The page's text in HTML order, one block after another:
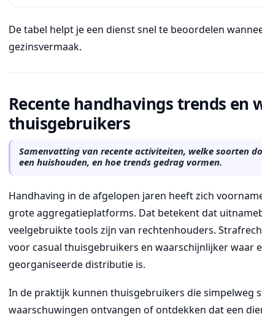
De tabel helpt je een dienst snel te beoordelen
gezinsvermaak.
Recente handhavings trends en
thuisgebruikers
Samenvatting van recente activiteiten, welke soorten
een huishouden, en hoe trends gedrag vormen.
Handhaving in de afgelopen jaren heeft zich
grote aggregatieplatforms. Dat betekent dat
veelgebruikte tools zijn van rechtenhouders.
voor casual thuisgebruikers en waarschijnlijker waar
georganiseerde distributie is.
In de praktijk kunnen thuisgebruikers die simpelweg
waarschuwingen ontvangen of ontdekken dat een